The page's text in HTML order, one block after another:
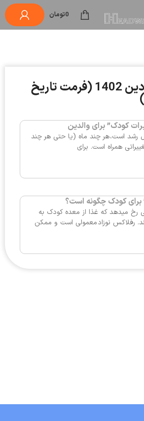
0تومان
روز: 14 فروردین 1402 (فرمت تاریخ
کودک” برای والدین
رشد است، هر چند ماه (یا حتی هر چند
همراه است. برای
کودک چگونه است؟
رخ میدهد که غذا از معده کودک به
رفلاکس نوزاد معمولی است و ممکن